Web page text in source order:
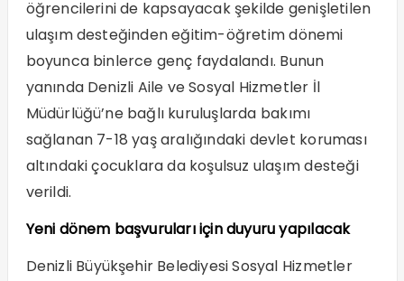
öğrencilerini de kapsayacak şekilde genişletilen
ulaşım desteğinden eğitim-öğretim dönemi
boyunca binlerce genç faydalandı. Bunun
yanında Denizli Aile ve Sosyal Hizmetler İl
Müdürlüğü’ne bağlı kuruluşlarda bakımı
sağlanan 7-18 yaş aralığındaki devlet koruması
altındaki çocuklara da koşulsuz ulaşım desteği
verildi.
Yeni dönem başvuruları için duyuru yapılacak
Denizli Büyükşehir Belediyesi Sosyal Hizmetler